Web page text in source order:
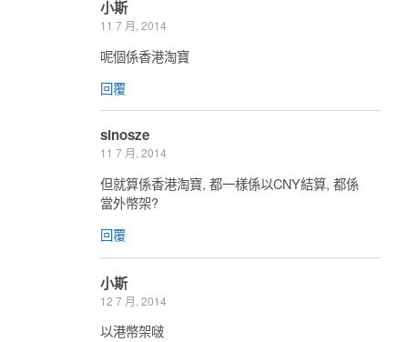
小斯
11 7 月, 2014
呢個係香港淘寶
回覆
sinosze
11 7 月, 2014
但就算係香港淘寶, 都一樣係以CNY結算, 都係
當外幣架?
回覆
小斯
12 7 月, 2014
以港幣架啵